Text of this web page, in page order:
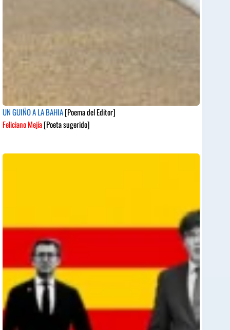
UN GUIÑO A LA BAHIA[Poema del Editor]
Feliciano Mejía[Poeta sugerido]